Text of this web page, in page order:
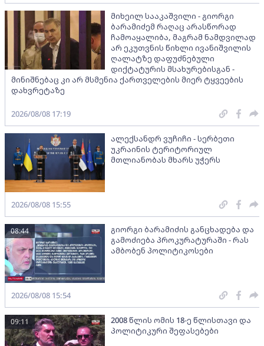
მიხეილ სააკაშვილი - გიორგი
ბარამიძემ რაღაც არასწორად
ჩამოაყალიბა, მაგრამ ნამდვილად
არ ეკუთვნის წიხლი ივანიშვილის
ღალატზე დაფუძნებული
დიქტატურის მსახურებისგან -
მინიშნებაც კი არ მსმენია ქართველების მიერ ტყვეების
დახვრეტაზე
2026/08/08 17:19
ალექსანდრ ვუჩიჩი - სერბეთი
უკრაინის ტერიტორიულ
მთლიანობას მხარს უჭერს
2026/08/08 15:55
გიორგი ბარამიძის განცხადება და
გამოძიება პროკურატურაში - რას
ამბობენ პოლიტიკოსები
08:44
2026/08/08 15:54
2008 წლის ომის 18-ე წლისთავი და
პოლიტიკური შეფასებები
09:11